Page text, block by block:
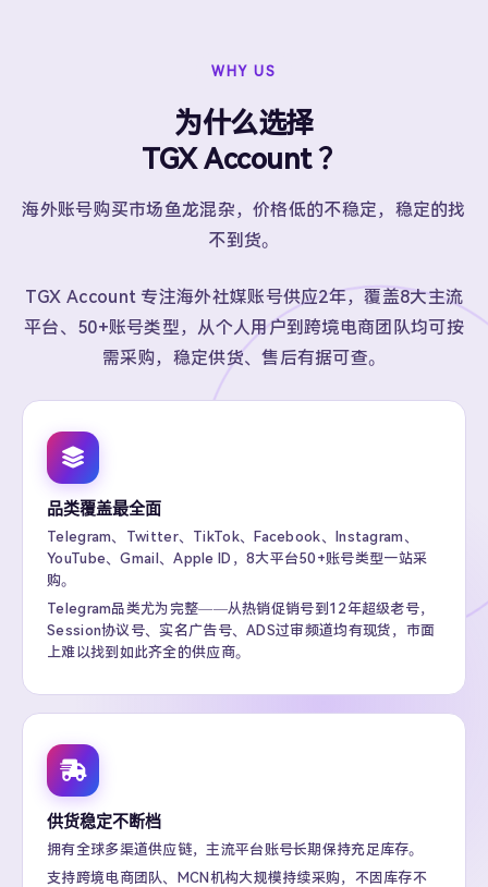
WHY US
为什么选择
TGX Account ？
海外账号购买市场鱼龙混杂，价格低的不稳定，稳定的找
不到货。
TGX Account 专注海外社媒账号供应2年，覆盖8大主流
平台、50+账号类型，从个人用户到跨境电商团队均可按
需采购，稳定供货、售后有据可查。
品类覆盖最全面
Telegram、Twitter、TikTok、Facebook、Instagram、
YouTube、Gmail、Apple ID，8大平台50+账号类型一站采
购。
Telegram品类尤为完整——从热销促销号到12年超级老号，
Session协议号、实名广告号、ADS过审频道均有现货，市面
上难以找到如此齐全的供应商。
供货稳定不断档
拥有全球多渠道供应链，主流平台账号长期保持充足库存。
支持跨境电商团队、MCN机构大规模持续采购，不因库存不